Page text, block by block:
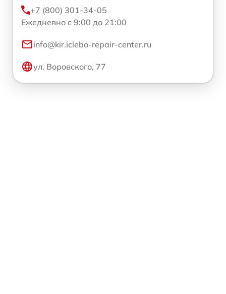
+7 (800) 301-34-05
Ежедневно с 9:00 до 21:00
info@kir.iclebo-repair-center.ru
ул. Воровского, 77